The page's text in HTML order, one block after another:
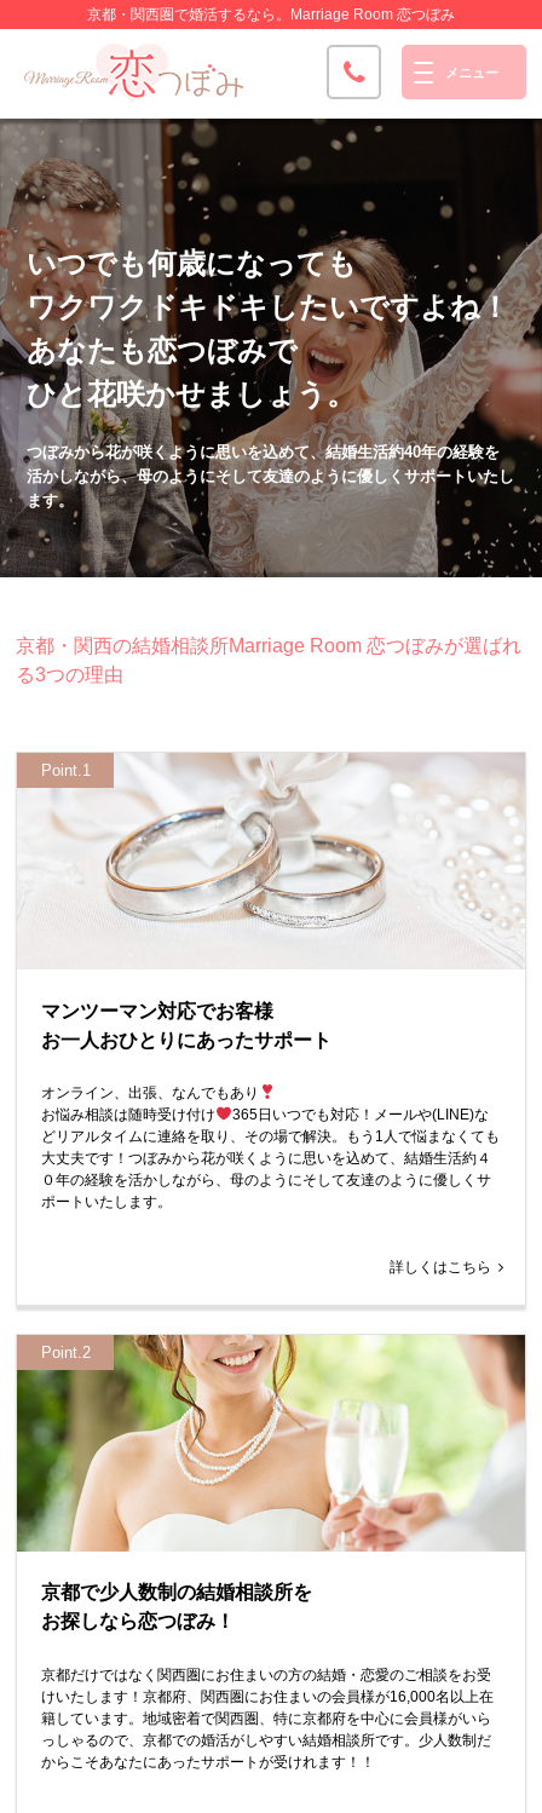
京都・関西圏で婚活するなら。 Marriage Room 恋つぼみ
京都・関西圏での
理想の出会いをサポート
オンライン、出張、なんでもあり
お悩み相談は随時受け付け
365日いつでも対応！メールやLINEなどリアルタイムに連絡を取り、
その場で解決。
いつでも何歳になっても
ワクワクドキドキしたいですよね！
あなたも恋つぼみで
ひと花咲かせましょう。
つぼみから花が咲くように思いを込めて、結婚生活約40年の経験を
活かしながら、母のようにそして友達のように優しくサポートいたし
ます。
京都・関西の結婚相談所Marriage Room 恋つぼみが選ばれ
る3つの理由
Point.1
マンツーマン対応でお客様
お一人おひとりにあったサポート
オンライン、出張、なんでもあり
お悩み相談は随時受け付け
365日いつでも対応！メールや(LINE)な
どリアルタイムに連絡を取り、その場で解決。もう1人で悩まなくても
大丈夫です！つぼみから花が咲くように思いを込めて、結婚生活約４
０年の経験を活かしながら、母のようにそして友達のように優しくサ
ポートいたします。
詳しくはこちら
Point.2
京都で少人数制の結婚相談所を
お探しなら恋つぼみ！
京都だけではなく関西圏にお住まいの方の結婚・恋愛のご相談をお受
けいたします！京都府、関西圏にお住まいの会員様が16,000名以上在
籍しています。地域密着で関西圏、特に京都府を中心に会員様がいら
っしゃるので、京都での婚活がしやすい結婚相談所です。少人数制だ
からこそあなたにあったサポートが受けれます！！